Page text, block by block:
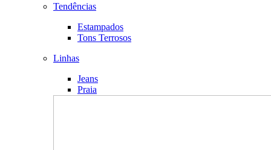
Tendências
Estampados
Tons Terrosos
Linhas
Jeans
Praia